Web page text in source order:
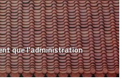
que l’administration